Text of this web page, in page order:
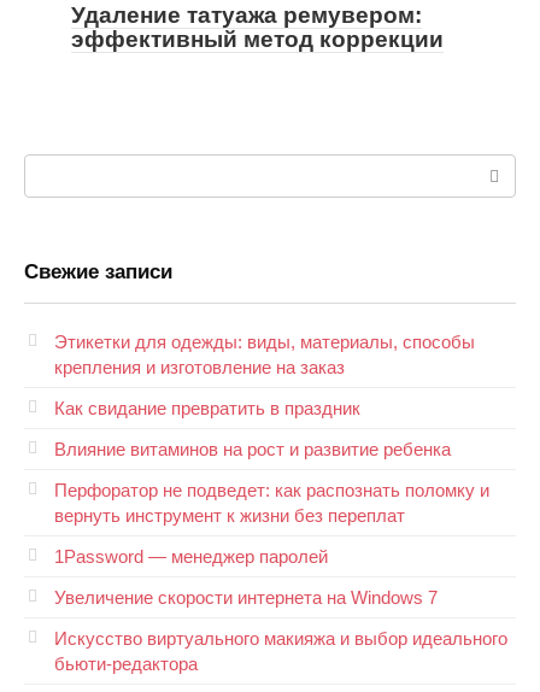
Удаление татуажа ремувером:
эффективный метод коррекции
Свежие записи
Этикетки для одежды: виды, материалы, способы
крепления и изготовление на заказ
Как свидание превратить в праздник
Влияние витаминов на рост и развитие ребенка
Перфоратор не подведет: как распознать поломку и
вернуть инструмент к жизни без переплат
1Password — менеджер паролей
Увеличение скорости интернета на Windows 7
Искусство виртуального макияжа и выбор идеального
бьюти-редактора